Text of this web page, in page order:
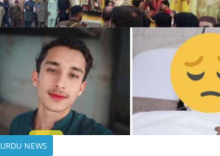
URDU NEWS